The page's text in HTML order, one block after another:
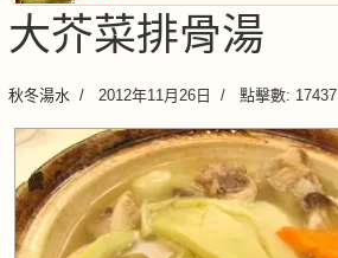
大芥菜排骨湯
秋冬湯水 2012年11月26日 點擊數: 17437